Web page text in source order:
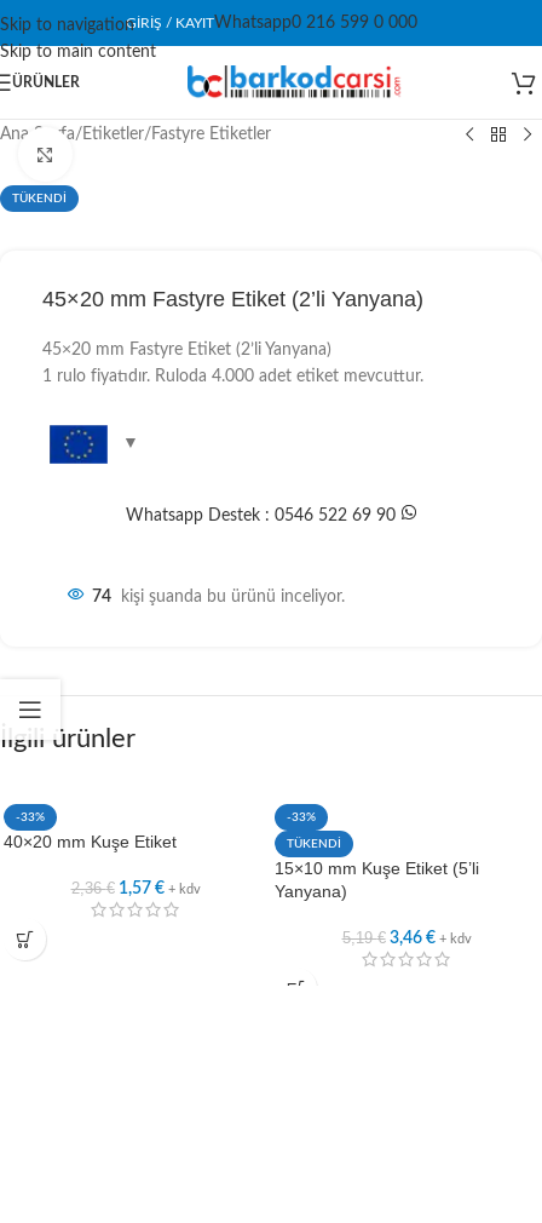
Skip to navigation
Skip to main content
GIRIŞ / KAYITWhatsapp0 216 599 0 000
ÜRÜNLER
Ana Sayfa/ Etiketler/ Fastyre Etiketler
TÜKENDİ
45×20 mm Fastyre Etiket (2’li Yanyana)
45×20 mm Fastyre Etiket (2’li Yanyana)
1 rulo fiyatıdır. Ruloda 4.000 adet etiket mevcuttur.
Whatsapp Destek : 0546 522 69 90
74 kişi şuanda bu ürünü inceliyor.
İlgili ürünler
-33%
40×20 mm Kuşe Etiket
2,36€ 1,57 € + kdv
-33%
TÜKENDİ
15×10 mm Kuşe Etiket (5’li
Yanyana)
5,19€ 3,46 € + kdv